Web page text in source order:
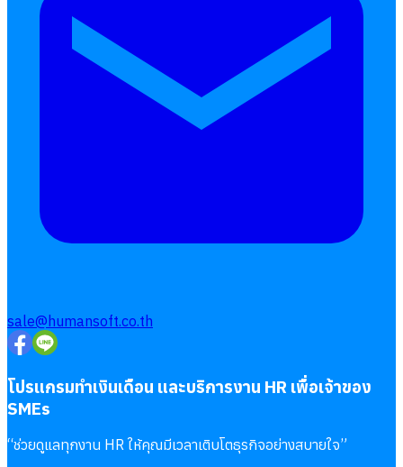
sale@humansoft.co.th
โปรแกรมทำเงินเดือน และบริการงาน HR เพื่อเจ้าของ
SMEs
“ช่วยดูแลทุกงาน HR ให้คุณมีเวลาเติบโตธุรกิจอย่างสบายใจ”